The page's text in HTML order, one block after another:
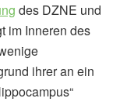
des DZNE und
im Inneren des
ihrer an ein